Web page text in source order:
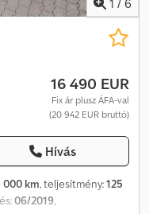
1 / 6
16 490 EUR
Fix ár plusz ÁFA-val
(20 942 EUR bruttó)
Hívás
000 km, teljesítmény:125
06/2019,